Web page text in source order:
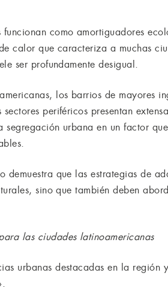
funcionan como amortiguadores
calor que caracteriza a muchas
ser profundamente desigual.
los barrios de mayores
periféricos presentan
segregación urbana en un factor
demuestra que las estrategias de
sino que también deben
las ciudades latinoamericanas
urbanas destacadas en la